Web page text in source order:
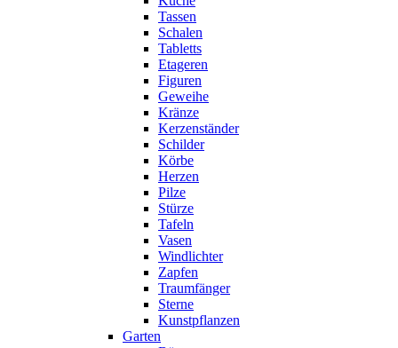
Tassen
Schalen
Tabletts
Etageren
Figuren
Geweihe
Kränze
Kerzenständer
Schilder
Körbe
Herzen
Pilze
Stürze
Tafeln
Vasen
Windlichter
Zapfen
Traumfänger
Sterne
Kunstpflanzen
Garten